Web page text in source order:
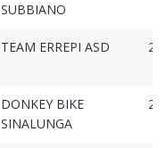
SUBBIANO
TEAM ERREPI ASD
DONKEY BIKE
SINALUNGA